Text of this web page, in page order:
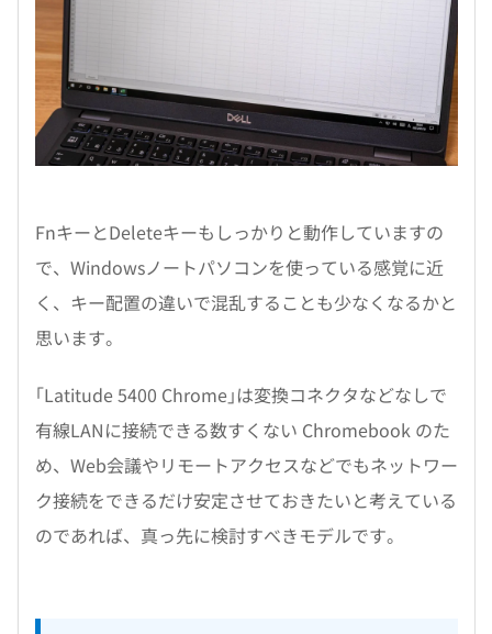
FnキーとDeleteキーもしっかりと動作していますの
で、Windowsノートパソコンを使っている感覚に近
く、キー配置の違いで混乱することも少なくなるかと
思います。
｢Latitude 5400 Chrome｣は変換コネクタなどなしで
有線LANに接続できる数すくない Chromebook のた
め、Web会議やリモートアクセスなどでもネットワー
ク接続をできるだけ安定させておきたいと考えている
のであれば、真っ先に検討すべきモデルです。